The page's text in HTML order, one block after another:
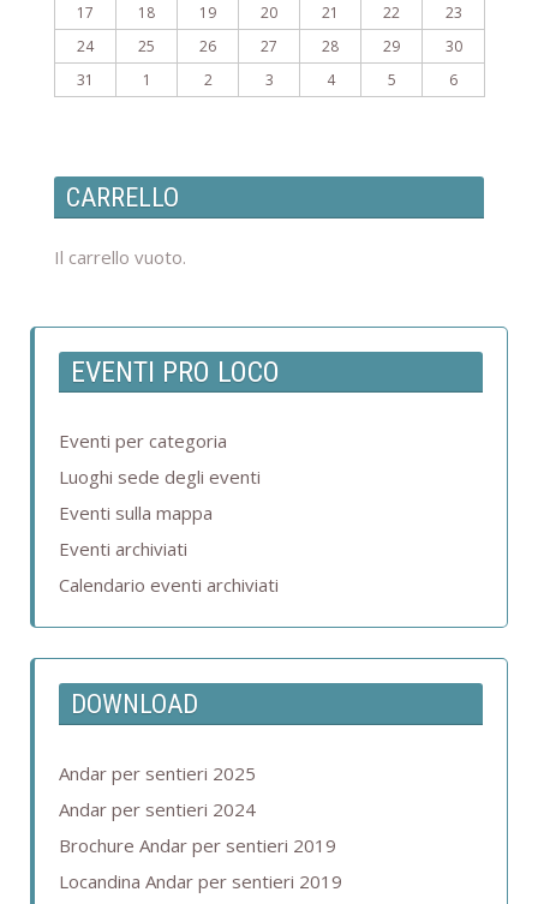
17
18 19 20 21 22
23
24
25 26 27 28 29
30
31
1 2 3 4 5 6
CARRELLO
Il carrello vuoto.
EVENTI PRO LOCO
Eventi per categoria
Luoghi sede degli eventi
Eventi sulla mappa
Eventi archiviati
Calendario eventi archiviati
DOWNLOAD
Andar per sentieri 2025
Andar per sentieri 2024
Brochure Andar per sentieri 2019
Locandina Andar per sentieri 2019